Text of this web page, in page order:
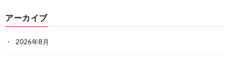
アーカイブ
2026年8月